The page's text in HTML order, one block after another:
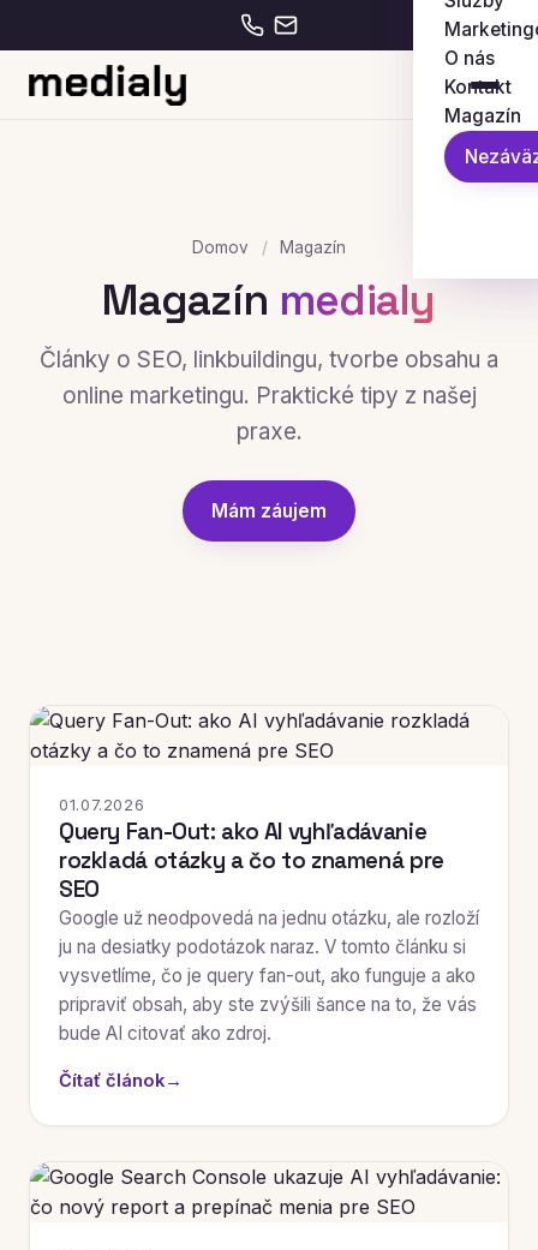
O nás
Kontakt
Magazín
Domov / Magazín
Magazín medialy
Články o SEO, linkbuildingu, tvorbe obsahu a
online marketingu. Praktické tipy z našej
praxe.
Mám záujem
01.07.2026
Query Fan-Out: ako AI vyhľadávanie
rozkladá otázky a čo to znamená pre
SEO
Google už neodpovedá na jednu otázku, ale rozloží
ju na desiatky podotázok naraz. V tomto článku si
vysvetlíme, čo je query fan-out, ako funguje a ako
pripraviť obsah, aby ste zvýšili šance na to, že vás
bude AI citovať ako zdroj.
Čítať článok→